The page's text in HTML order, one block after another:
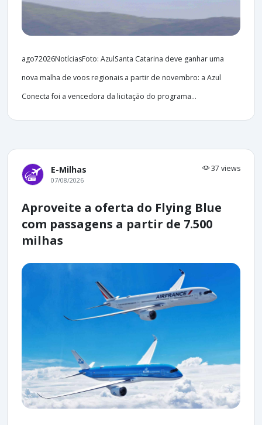
ago72026NotíciasFoto: AzulSanta Catarina deve ganhar uma
nova malha de voos regionais a partir de novembro: a Azul
Conecta foi a vencedora da licitação do programa...
E-Milhas 37 views
07/08/2026
Aproveite a oferta do Flying Blue
com passagens a partir de 7.500
milhas